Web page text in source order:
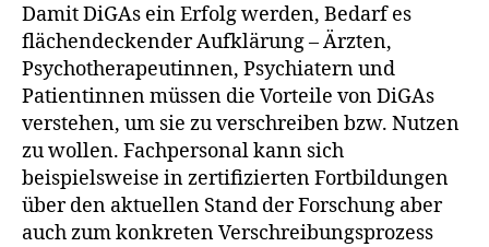
Damit DiGAs ein Erfolg werden, Bedarf es
flächendeckender Aufklärung – Ärzten,
Psychotherapeutinnen, Psychiatern und
Patientinnen müssen die Vorteile von DiGAs
verstehen, um sie zu verschreiben bzw. Nutzen
zu wollen. Fachpersonal kann sich
beispielsweise in zertifizierten Fortbildungen
über den aktuellen Stand der Forschung aber
auch zum konkreten Verschreibungsprozess